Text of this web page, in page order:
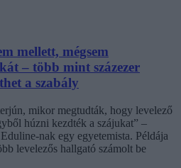
mellett, mégsem
– több mint százezer
a szabály
mikor megtudták, hogy levelező
húzni kezdték a szájukat” –
nak egy egyetemista. Példája
levelezős hallgató számolt be